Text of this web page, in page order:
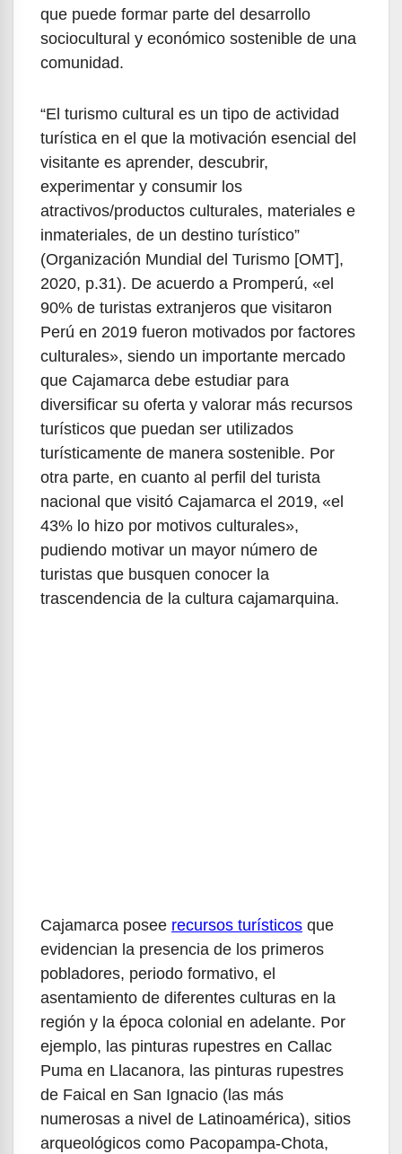
que puede formar parte del desarrollo
sociocultural y económico sostenible de una
comunidad.
“El turismo cultural es un tipo de actividad
turística en el que la motivación esencial del
visitante es aprender, descubrir,
experimentar y consumir los
atractivos/productos culturales, materiales e
inmateriales, de un destino turístico”
(Organización Mundial del Turismo [OMT],
2020, p.31). De acuerdo a Promperú, «el
90% de turistas extranjeros que visitaron
Perú en 2019 fueron motivados por factores
culturales», siendo un importante mercado
que Cajamarca debe estudiar para
diversificar su oferta y valorar más recursos
turísticos que puedan ser utilizados
turísticamente de manera sostenible. Por
otra parte, en cuanto al perfil del turista
nacional que visitó Cajamarca el 2019, «el
43% lo hizo por motivos culturales»,
pudiendo motivar un mayor número de
turistas que busquen conocer la
trascendencia de la cultura cajamarquina.
Cajamarca posee recursos turísticos que
evidencian la presencia de los primeros
pobladores, periodo formativo, el
asentamiento de diferentes culturas en la
región y la época colonial en adelante. Por
ejemplo, las pinturas rupestres en Callac
Puma en Llacanora, las pinturas rupestres
de Faical en San Ignacio (las más
numerosas a nivel de Latinoamérica), sitios
arqueológicos como Pacopampa-Chota,